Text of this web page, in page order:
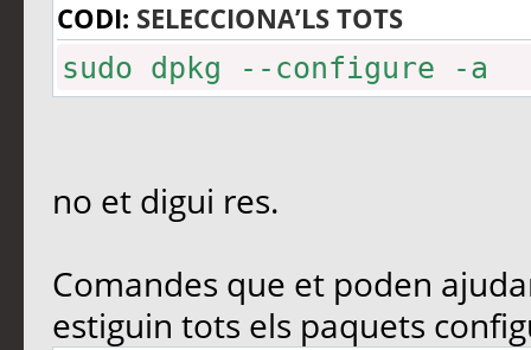
CODI: SELECCIONA’LS TOTS
sudo dpkg --configure -a
no et digui res.
Comandes que et poden
estiguin tots els paquets